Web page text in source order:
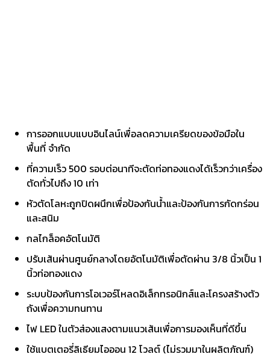
การออกแบบแบบอินไลน์เพื่อลดความเครียดของข้อมือใน
พื้นที่ จำกัด
ที่ความเร็ว 500 รอบต่อนาทีจะตัดท่อทองแดงได้เร็วกว่าเครื่อง
ตัดทั่วไปถึง 10 เท่า
หัวตัดโลหะถูกปิดผนึกเพื่อป้องกันน้ำและป้องกันการกัดกร่อน
และสนิม
กลไกล็อคอัตโนมัติ
ปรับเส้นผ่านศูนย์กลางโดยอัตโนมัติเพื่อตัดผ่าน 3/8 นิ้วเป็น 1
นิ้วท่อทองแดง
ระบบป้องกันการโอเวอร์โหลดอิเล็กทรอนิกส์และโครงสร้างตัว
ถังเพื่อความทนทาน
ไฟ LED ในตัวส่องแสงตามแนวเส้นเพื่อการมองเห็นที่ดีขึ้น
ใช้แบตเตอรี่ลิเธียมไอออน 12 โวลต์ (ไม่รวมมาในผลิตภัณฑ์)